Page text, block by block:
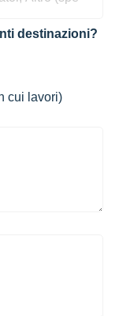
destinazioni?
cui lavori)